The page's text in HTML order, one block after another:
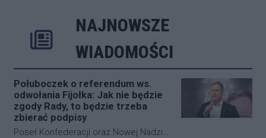
NAJNOWSZE
WIADOMOŚCI
Połuboczek o referendum ws.
odwołania Fijołka: Jak nie będzie
zgody Rady, to będzie trzeba
zbierać podpisy
Poseł Konfederacji oraz Nowej Nadziei,